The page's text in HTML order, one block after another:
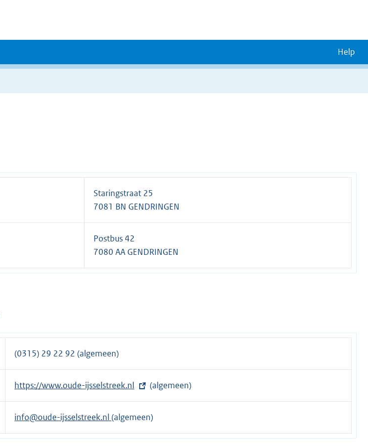
Help
Staringstraat 25
7081 BN GENDRINGEN
Postbus 42
7080 AA GENDRINGEN
(0315) 29 22 92 (algemeen)
E
x
t
r
https://www.oude-ijsselstreek.nl (algemeen)
info@oude-ijsselstreek.nl (algemeen)